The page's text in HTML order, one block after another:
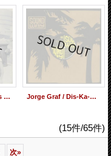
Aminata Fall & Xalis / Nao (LP) Jorge Graf / Dis-Ka-Ndombe (12inch)
(15件/65件)
次»